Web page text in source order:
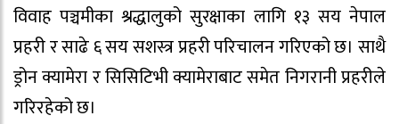
विवाह पञ्चमीका श्रद्धालुको सुरक्षाका लागि १३ सय नेपाल
प्रहरी र साढे ६ सय सशस्त्र प्रहरी परिचालन गरिएको छ। साथै
ड्रोन क्यामेरा र सिसिटिभी क्यामेराबाट समेत निगरानी प्रहरीले
गरिरहेको छ।